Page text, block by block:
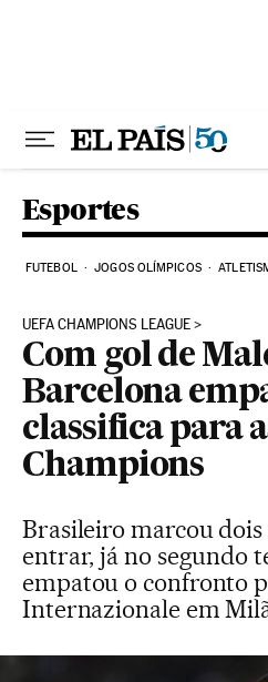
Esportes
FUTEBOL JOGOS OLÍMPICOS
UEFA CHAMPIONS LEAGUE
Com gol de
Barcelona
classifica para
Champions
Brasileiro marcou
entrar, já no segundo
empatou o confronto
Internazionale em